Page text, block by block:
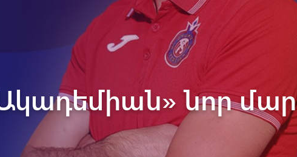
Փյունիկ 2012-2
Ակադեմիան» նոր